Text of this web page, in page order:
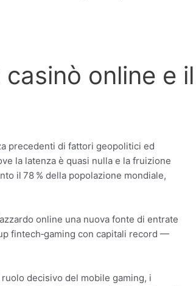
online e il
precedenti di fattori geopolitici ed
la latenza è quasi nulla e la fruizione
il 78 % della popolazione mondiale,
online una nuova fonte di entrate
fintech‑gaming con capitali record —
decisivo del mobile gaming, i